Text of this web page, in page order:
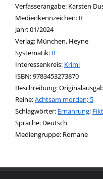
Verfasserangabe: Karsten
Medienkennzeichen: R
Jahr:01/2024
Verlag: München, Heyne
opens in new tab
Diesen Link in neuem Tab
Systematik: Suche nach
R
Interessenkreis: Suche nach
Krimi
ISBN:9783453273870
Beschreibung:
Reihe:Achtsam morden; 5
Schlagwörter: Ernährung;
Suche nach dieser Beteiligten
Sprache: Deutsch
Mediengruppe: Romane